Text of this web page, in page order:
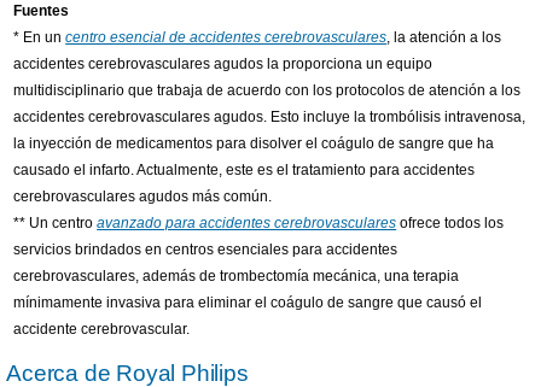
Fuentes
* En uncentro esencial de accidentes cerebrovasculares , la atención a los
accidentes cerebrovasculares agudos la proporciona un equipo
multidisciplinario que trabaja de acuerdo con los protocolos de atención a los
accidentes cerebrovasculares agudos. Esto incluye la trombólisis intravenosa,
la inyección de medicamentos para disolver el coágulo de sangre que ha
causado el infarto. Actualmente, este es el tratamiento para accidentes
cerebrovasculares agudos más común.
** Un centroavanzado para accidentes cerebrovasculares ofrece todos los
servicios brindados en centros esenciales para accidentes
cerebrovasculares, además de trombectomía mecánica, una terapia
mínimamente invasiva para eliminar el coágulo de sangre que causó el
accidente cerebrovascular.
Acerca de Royal Philips